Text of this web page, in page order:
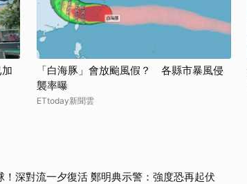
「白海豚」會放颱風假？ 各縣市暴風侵
襲率曝
ETtoday新聞雲
！深對流一夕復活 鄭明典示警：強度恐再起伏